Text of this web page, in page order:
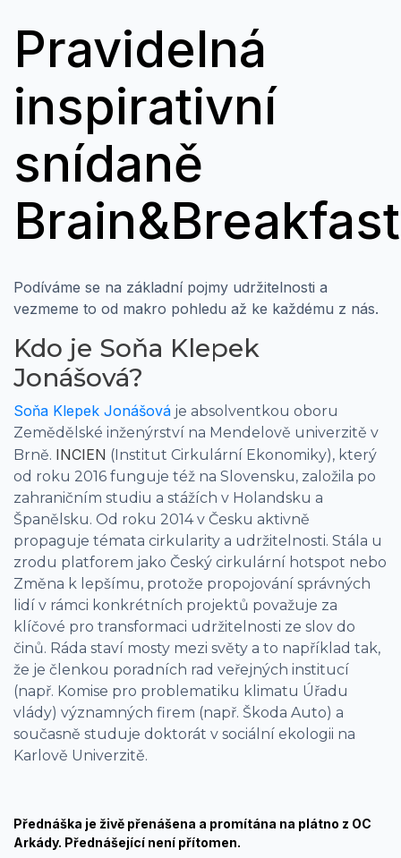
Pravidelná
inspirativní
snídaně
Podíváme se na základní pojmy udržitelnosti a
vezmeme to od makro pohledu až ke každému z nás.
Kdo je Soňa Klepek
Jonášová?
Soňa Klepek Jonášová je absolventkou oboru
Zemědělské inženýrství na Mendelově univerzitě v
Brně. INCIEN (Institut Cirkulární Ekonomiky), který
od roku 2016 funguje též na Slovensku, založila po
zahraničním studiu a stážích v Holandsku a
Španělsku. Od roku 2014 v Česku aktivně
propaguje témata cirkularity a udržitelnosti. Stála u
zrodu platforem jako Český cirkulární hotspot nebo
Změna k lepšímu, protože propojování správných
lidí v rámci konkrétních projektů považuje za
klíčové pro transformaci udržitelnosti ze slov do
činů. Ráda staví mosty mezi světy a to například tak,
že je členkou poradních rad veřejných institucí
(např. Komise pro problematiku klimatu Úřadu
vlády) významných firem (např. Škoda Auto) a
současně studuje doktorát v sociální ekologii na
Karlově Univerzitě.
Přednáška je živě přenášena a promítána na plátno z OC
Arkády. Přednášející není přítomen.